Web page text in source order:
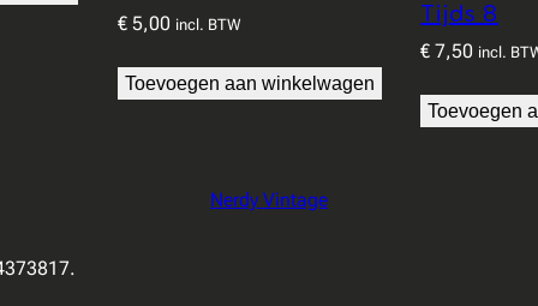
€5,00 incl. BTW
Toevoegen aan winkelwagen
Tijds 8
€ 7,50 incl.
Toevoegen
Nerdy Vintage